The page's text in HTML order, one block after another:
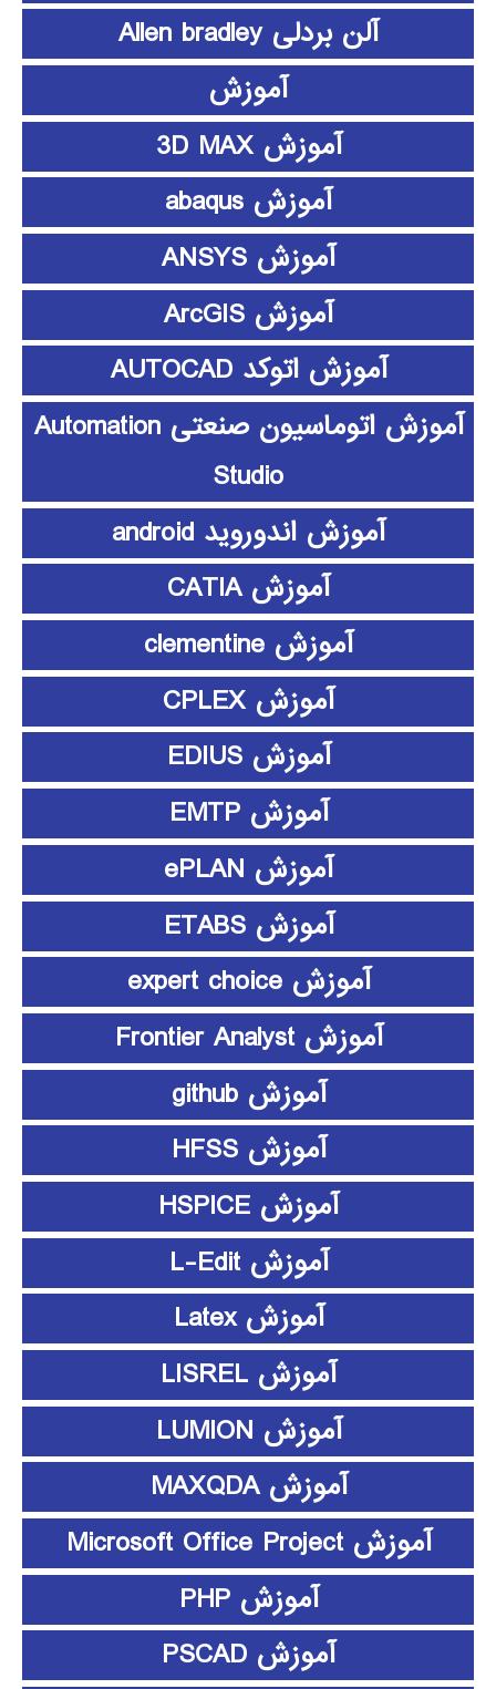
آلن بردلی Allen bradley
آموزش
آموزش 3D MAX
آموزش abaqus
آموزش ANSYS
آموزش ArcGIS
آموزش اتوکد AUTOCAD
آموزش اتوماسیون صنعتی Automation
Studio
آموزش اندوروید android
آموزش CATIA
آموزش clementine
آموزش CPLEX
آموزش EDIUS
آموزش EMTP
آموزش ePLAN
آموزش ETABS
آموزش expert choice
آموزش Frontier Analyst
آموزش github
آموزش HFSS
آموزش HSPICE
آموزش L-Edit
آموزش Latex
آموزش LISREL
آموزش LUMION
آموزش MAXQDA
آموزش Microsoft Office Project
آموزش PHP
آموزش PSCAD